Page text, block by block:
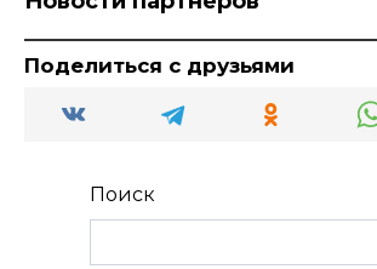
Поделиться с друзьями
Поиск